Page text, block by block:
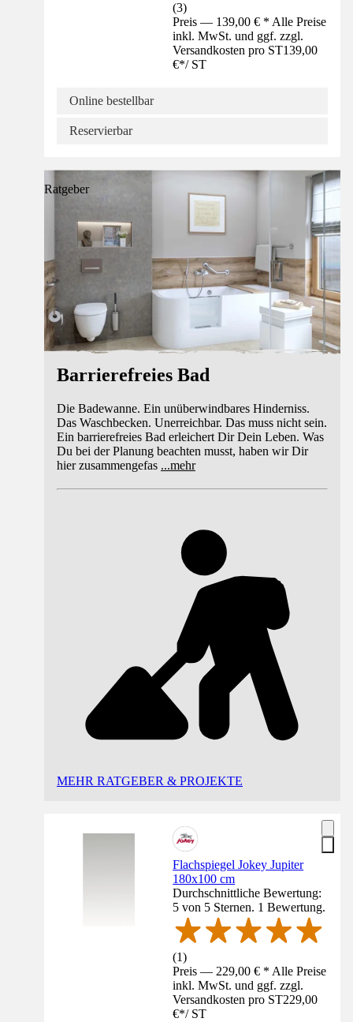
(3)
Preis — 139,00 € * Alle Preise
inkl. MwSt. und ggf. zzgl.
Versandkosten pro ST139,00
€*/ ST
Online bestellbar
Reservierbar
Ratgeber
Barrierefreies Bad
Die Badewanne. Ein unüberwindbares Hinderniss.
Das Waschbecken. Unerreichbar. Das muss nicht sein.
Ein barrierefreies Bad erleichert Dir Dein Leben. Was
Du bei der Planung beachten musst, haben wir Dir
hier zusammengefas ...mehr
MEHR RATGEBER & PROJEKTE
Flachspiegel Jokey Jupiter
180x100 cm
Durchschnittliche Bewertung:
5 von 5 Sternen. 1 Bewertung.
(1)
Preis — 229,00 € * Alle Preise
inkl. MwSt. und ggf. zzgl.
Versandkosten pro ST229,00
€*/ ST